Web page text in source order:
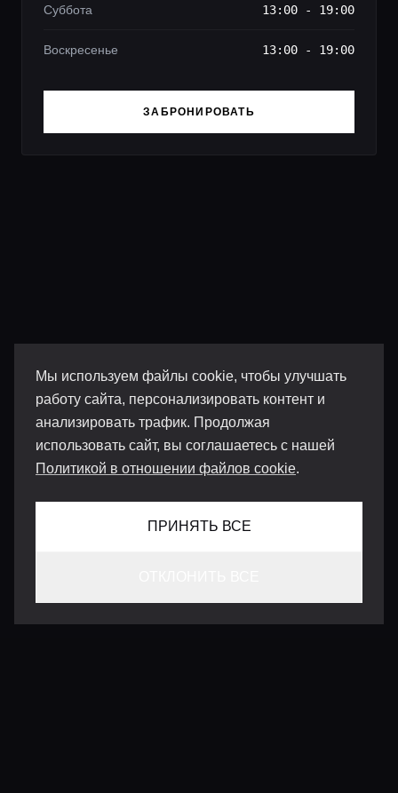
Мы используем файлы cookie, чтобы улучшать
работу сайта, персонализировать контент и
анализировать трафик. Продолжая
использовать сайт, вы соглашаетесь с нашей
Политикой в отношении файлов cookie.
ПРИНЯТЬ ВСЕ
Суббота 13:00 - 19:00
Воскресенье 13:00 - 19:00
ЗАБРОНИРОВАТЬ